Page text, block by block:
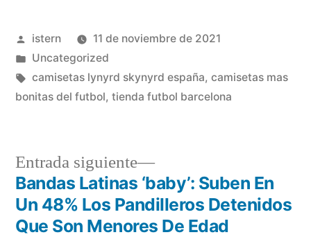
Publicado
por
istern
11 de noviembre de 2021
Publicado
en
Uncategorized
Etiquetas:
camisetas lynyrd skynyrd españa, camisetas mas
bonitas del futbol, tienda futbol barcelona
Navegación
de
Entrada siguiente
Entrada
siguiente:
Bandas Latinas ‘baby’: Suben En
Un 48% Los Pandilleros Detenidos
Que Son Menores De Edad